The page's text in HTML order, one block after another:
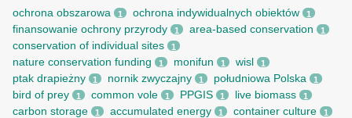
ochrona obszarowa 1 ochrona indywidualnych obiektów 1
finansowanie ochrony przyrody 1 area-based conservation 1
conservation of individual sites 1
nature conservation funding 1 monifun 1 wisl 1
ptak drapieżny 1 nornik zwyczajny 1 południowa Polska 1
bird of prey 1 common vole 1 PPGIS 1 live biomass 1
carbon storage 1 accumulated energy 1 container culture 1